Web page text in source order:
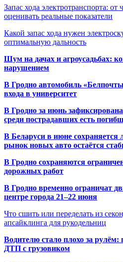
Запас хода электротранспорта: от
оценивать реальные показатели
Какой запас хода нужен
оптимальную дальность
Шум на дачах и агроусадьбах:
нарушением
В Гродно автомобиль
входа в университет
В Гродно за июнь
среди пострадавших есть
В Беларуси в июне сохраняется
рынок новых авто остаётся
В Гродно сохраняются
дорожных работ
В Гродно временно ограничат
центре города 21–22 июня
Что сшить или переделать из
апсайклинга для рукодельниц
Водителю стало плохо за
ДТП с грузовиком